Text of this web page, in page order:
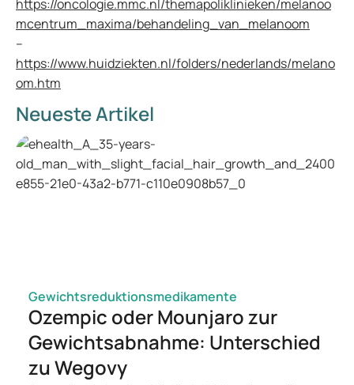
https://oncologie.mmc.nl/themapoliklinieken/melanoo
mcentrum_maxima/behandeling_van_melanoom
–
https://www.huidziekten.nl/folders/nederlands/melano
om.htm
Neueste Artikel
Gewichtsreduktionsmedikamente
Ozempic oder Mounjaro zur
Gewichtsabnahme: Unterschied
zu Wegovy